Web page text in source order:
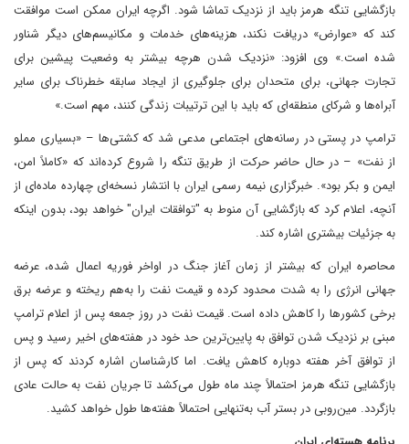
بازگشایی تنگه هرمز باید از نزدیک تماشا شود. اگرچه ایران ممکن است موافقت
کند که «عوارض» دریافت نکند، هزینه‌های خدمات و مکانیسم‌های دیگر شناور
شده است.» وی افزود: «نزدیک شدن هرچه بیشتر به وضعیت پیشین برای
تجارت جهانی، برای متحدان برای جلوگیری از ایجاد سابقه خطرناک برای سایر
آبراه‌ها و شرکای منطقه‌ای که باید با این ترتیبات زندگی کنند، مهم است.»
ترامپ در پستی در رسانه‌های اجتماعی مدعی شد که کشتی‌ها – «بسیاری مملو
از نفت» – در حال حاضر حرکت از طریق تنگه را شروع کرده‌اند که «کاملاً امن،
ایمن و بکر بود». خبرگزاری نیمه رسمی ایران با انتشار نسخه‌ای چهارده ماده‌ای از
آنچه، اعلام کرد که بازگشایی آن منوط به "توافقات ایران" خواهد بود، بدون اینکه
به جزئیات بیشتری اشاره کند.
محاصره ایران که بیشتر از زمان آغاز جنگ در اواخر فوریه اعمال شده، عرضه
جهانی انرژی را به شدت محدود کرده و قیمت نفت را به‌هم ریخته و عرضه برق
برخی کشورها را کاهش داده است. قیمت نفت در روز جمعه پس از اعلام ترامپ
مبنی بر نزدیک شدن توافق به پایین‌ترین حد خود در هفته‌های اخیر رسید و پس
از توافق آخر هفته دوباره کاهش یافت. اما کارشناسان اشاره کردند که پس از
بازگشایی تنگه هرمز احتمالاً چند ماه طول می‌کشد تا جریان نفت به حالت عادی
بازگردد. مین‌روبی در بستر آب به‌تنهایی احتمالاً هفته‌ها طول خواهد کشید.